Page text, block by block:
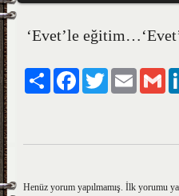
‘Evet’le
Paylaş FacebookTwitter Email
Henüz yorum yapılmamış. İlk yorumu